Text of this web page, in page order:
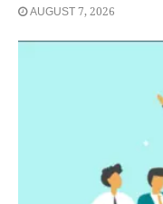
AUGUST 7, 2026